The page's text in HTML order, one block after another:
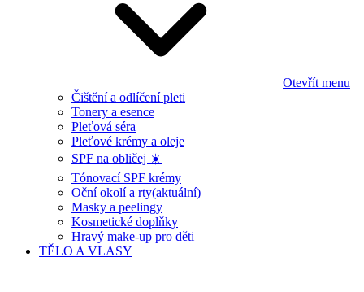
Otevřít menu
Čištění a odlíčení pleti
Tonery a esence
Pleťová séra
Pleťové krémy a oleje
SPF na obličej ☀️
Tónovací SPF krémy
Oční okolí a rty(aktuální)
Masky a peelingy
Kosmetické doplňky
Hravý make-up pro děti
TĚLO A VLASY